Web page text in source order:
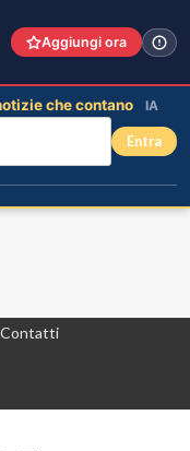
Contatti
Aggiungi ora
che contano IA
Entra